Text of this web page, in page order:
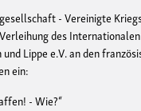
- Vereinigte
des
Lippe e.V. an den
ein:
- Wie?“